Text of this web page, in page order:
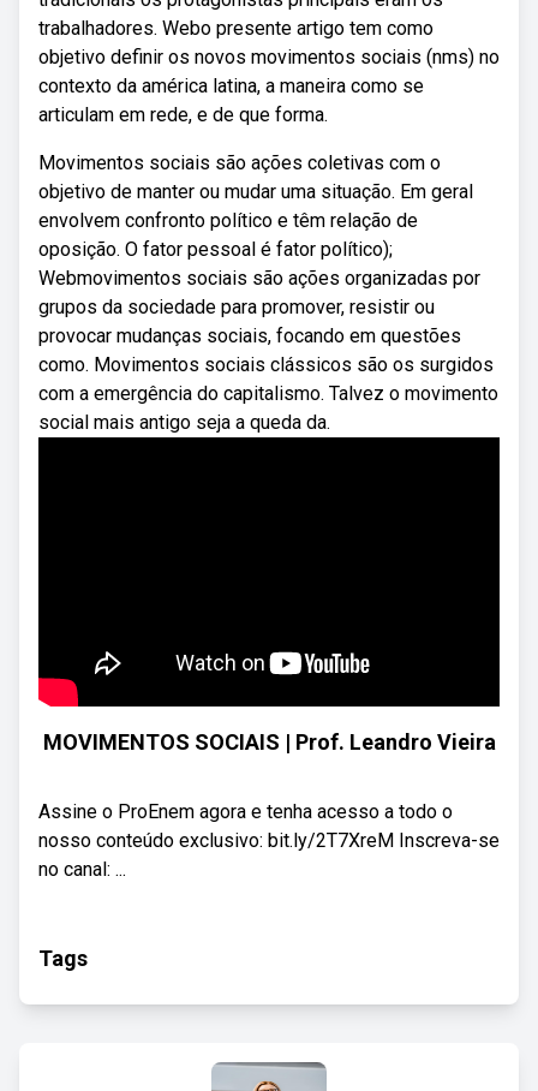
trabalhadores. Webo presente artigo tem como
objetivo definir os novos movimentos sociais (nms) no
contexto da américa latina, a maneira como se
articulam em rede, e de que forma.
Movimentos sociais são ações coletivas com o
objetivo de manter ou mudar uma situação. Em geral
envolvem confronto político e têm relação de
oposição. O fator pessoal é fator político);
Webmovimentos sociais são ações organizadas por
grupos da sociedade para promover, resistir ou
provocar mudanças sociais, focando em questões
como. Movimentos sociais clássicos são os surgidos
com a emergência do capitalismo. Talvez o movimento
social mais antigo seja a queda da.
MOVIMENTOS SOCIAIS | Prof. Leandro Vieira
Assine o ProEnem agora e tenha acesso a todo o
nosso conteúdo exclusivo: bit.ly/2T7XreM Inscreva-se
no canal: ...
Tags